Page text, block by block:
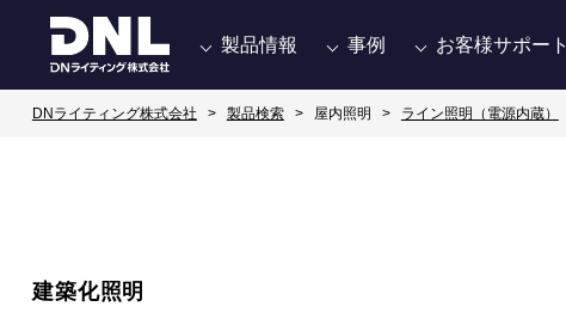
製品情報 事例 お客様サポート
DNライティング株式会社 製品検索 屋内照明 ライン照明（電源内蔵）
建築化照明